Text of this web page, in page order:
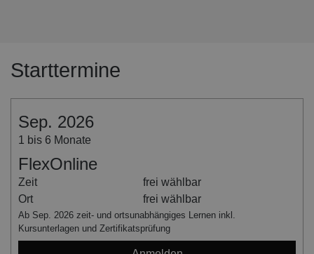
Teilnehmen
Starttermine
Sep. 2026
1 bis 6 Monate
FlexOnline
Zeit
frei wählbar
Ort
frei wählbar
Ab Sep. 2026 zeit- und ortsunabhängiges Lernen inkl.
Kursunterlagen und Zertifikatsprüfung